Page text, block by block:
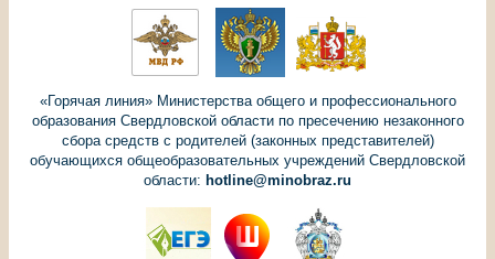
«Горячая линия» Министерства общего и профессионального
образования Свердловской области по пресечению незаконного
сбора средств с родителей (законных представителей)
обучающихся общеобразовательных учреждений Свердловской
области: hotline@minobraz.ru